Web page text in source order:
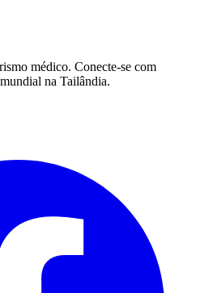
médico. Conecte-se com
na Tailândia.